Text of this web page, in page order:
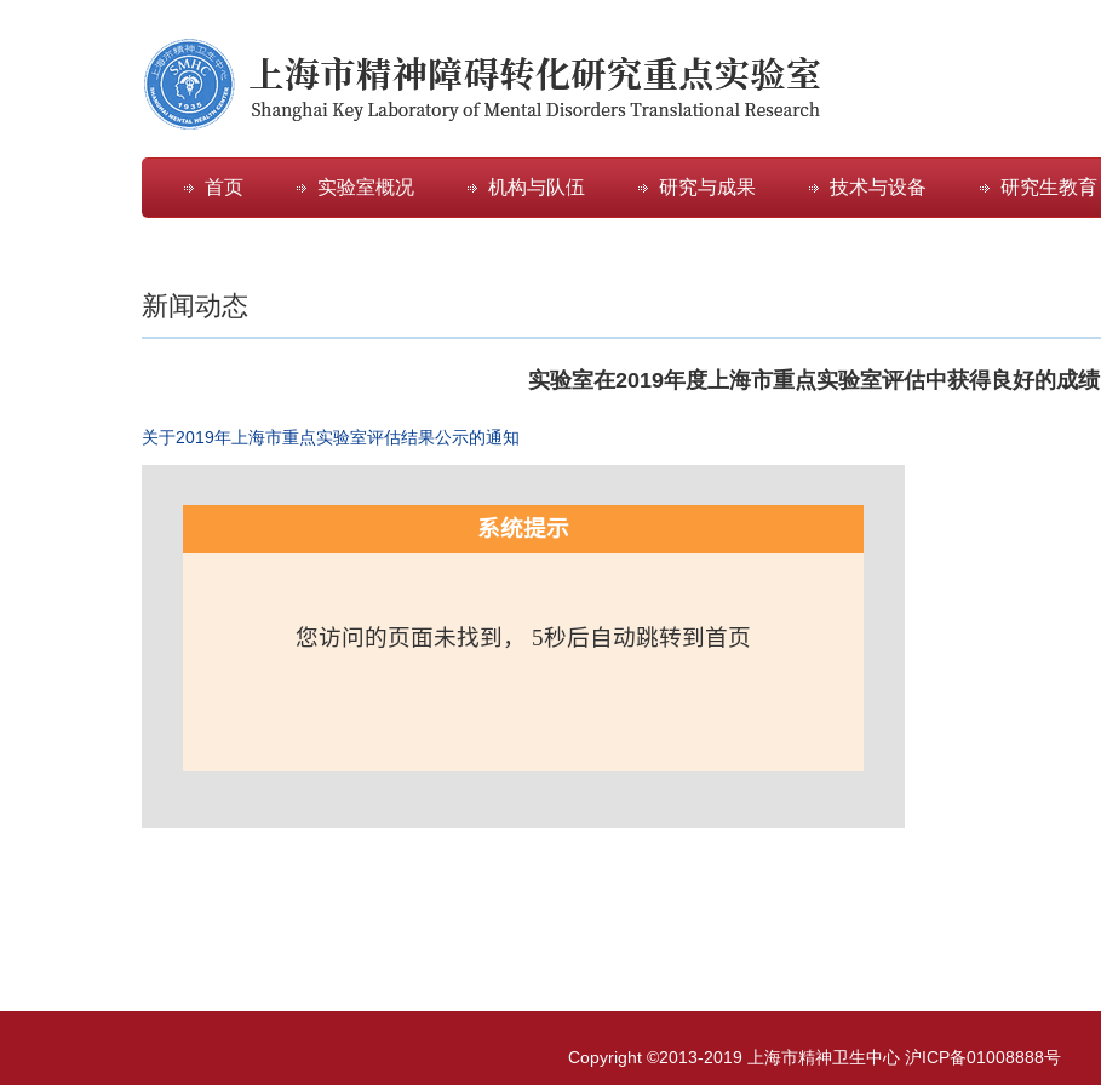
首页 实验室概况 机构与队伍 研究与成果 技术与设备 研究生教育
新闻动态
实验室在2019年度上海市重点实验室评估中获得良好的成绩
关于2019年上海市重点实验室评估结果公示的通知
Copyright ©2013-2019 上海市精神卫生中心 沪ICP备01008888号